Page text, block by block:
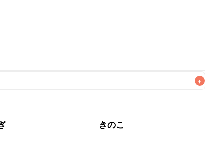
+
いただくことをおすすめします。
きのこ